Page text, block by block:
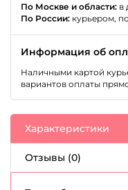
По Москве и области: в
По России: курьером,
Информация об
Наличными картой
вариантов оплаты
Характеристики
Отзывы (0)